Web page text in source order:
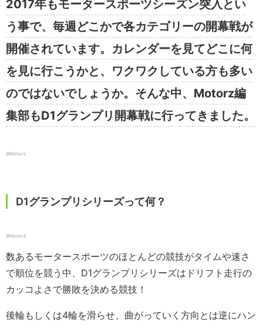
2017年もモータースポーツシーズン突入とい
う事で、毎週どこかで各カテゴリーの開幕戦が
開催されています。カレンダーを見てどこに何
を見に行こうかと、ワクワクしている方も多い
のではないでしょうか。そんな中、Motorz編
集部もD1グランプリ開幕戦に行ってきました。
©︎Motorz
D1グランプリシリーズって何？
©︎Motorz
数あるモータースポーツのほとんどの競技がタイムや速さ
で順位を競う中、D1グランプリシリーズはドリフト走行の
カッコよさで勝敗を決める競技！
後輪もしくは4輪を滑らせ、曲がっていく方向とは逆にハン